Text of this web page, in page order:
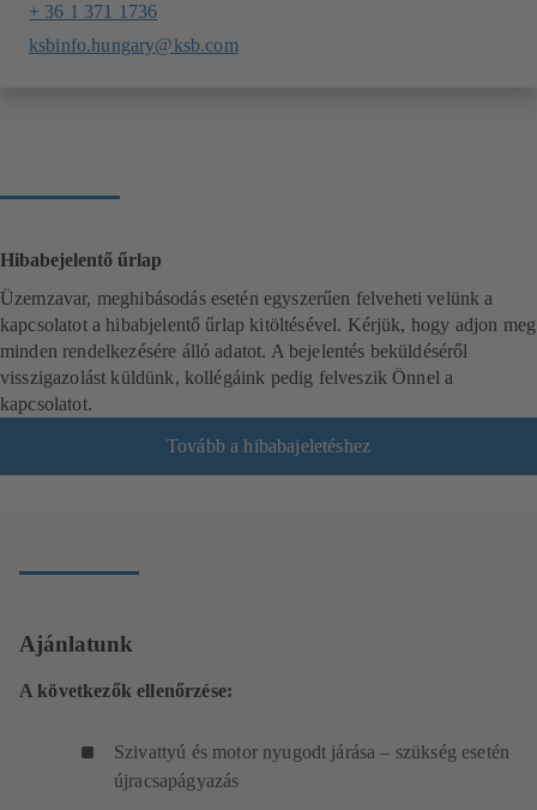
+ 36 1 371 1736
ksbinfo.hungary@ksb.com
Hibabejelentő űrlap
Üzemzavar, meghibásodás esetén egyszerűen felveheti velünk a
kapcsolatot a hibabjelentő űrlap kitöltésével. Kérjük, hogy adjon meg
minden rendelkezésére álló adatot. A bejelentés beküldéséről
visszigazolást küldünk, kollégáink pedig felveszik Önnel a
kapcsolatot.
Tovább a hibabajeletéshez
Ajánlatunk
A következők ellenőrzése:
Szivattyú és motor nyugodt járása – szükség esetén
újracsapágyazás